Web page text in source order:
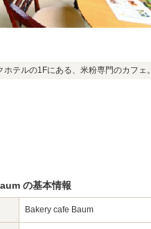
ホテルの1Fにある、米粉専門のカフェ。
の基本情報
Bakery cafe Baum